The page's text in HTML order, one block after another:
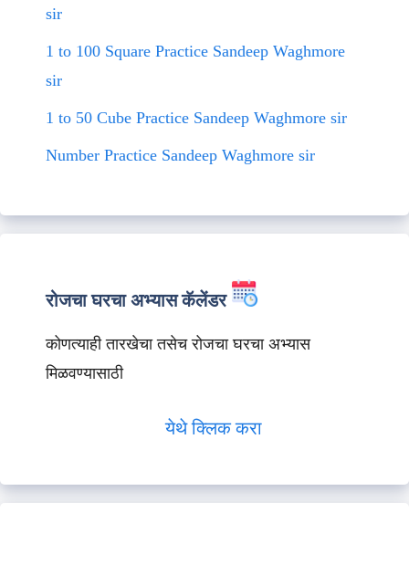
sir
1 to 100 Square Practice Sandeep Waghmore
sir
1 to 50 Cube Practice Sandeep Waghmore sir
Number Practice Sandeep Waghmore sir
रोजचा घरचा अभ्यास कॅलेंडर
कोणत्याही तारखेचा तसेच रोजचा घरचा अभ्यास
मिळवण्यासाठी
येथे क्लिक करा